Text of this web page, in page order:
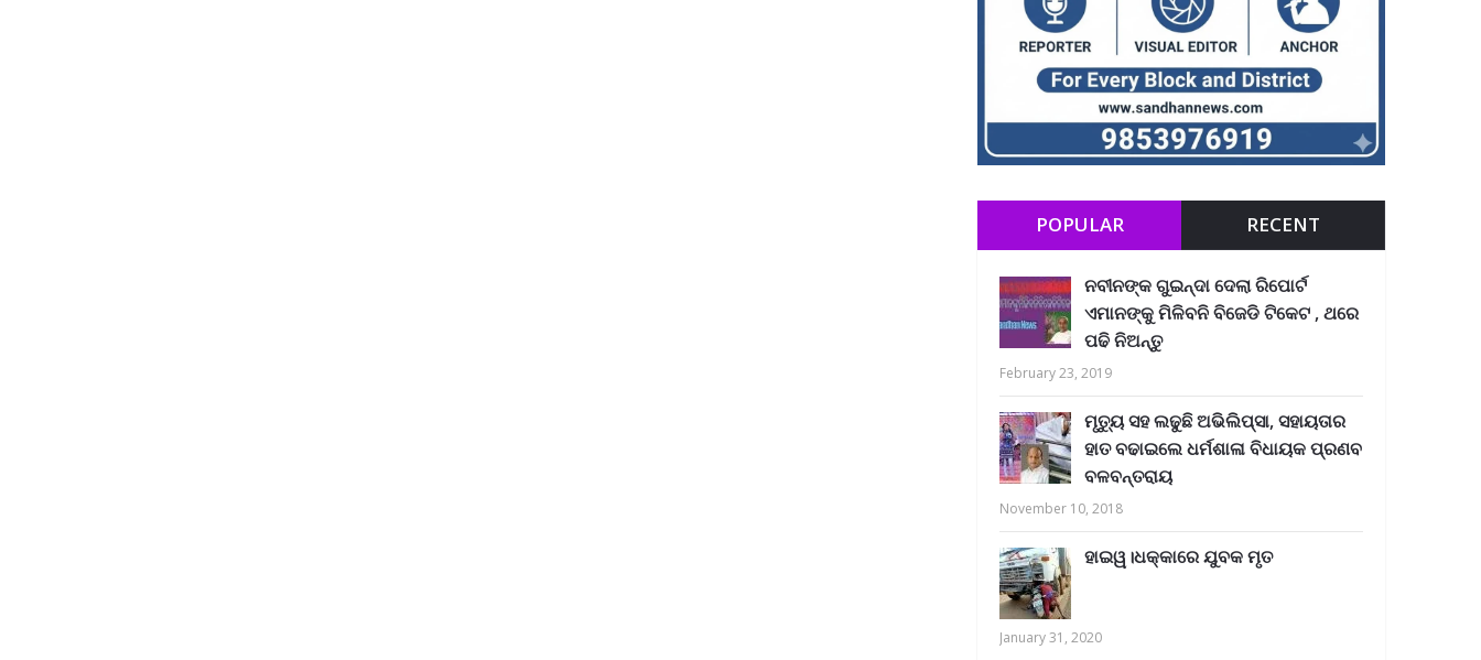
POPULAR RECENT
ନବୀନଙ୍କ ଗୁଇନ୍ଦା ଦେଲା ରିପୋର୍ଟ
ଏମାନଙ୍କୁ ମିଳିବନି ବିଜେଡି ଟିକେଟ , ଥରେ
ପଢି ନିଅନ୍ତୁ
February 23, 2019
ମୃତ୍ୟୁ ସହ ଲଢୁଛି ଅଭିଲିପ୍ସା, ସହାୟତାର
ହାତ ବଢାଇଲେ ଧର୍ମଶାଳା ବିଧାୟକ ପ୍ରଣବ
ବଳବନ୍ତରାୟ
November 10, 2018
ହାଇୱ।ଧକ୍କାରେ ଯୁବକ ମୃତ
January 31, 2020